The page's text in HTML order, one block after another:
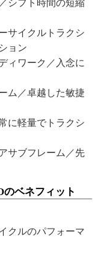
シフト時間の短縮
サイクルトラクシ
ョン
ィワーク／入念に
ム／卓越した敏捷
に軽量でトラクシ
サブフレーム／先
のベネフィット
クルのパフォーマ